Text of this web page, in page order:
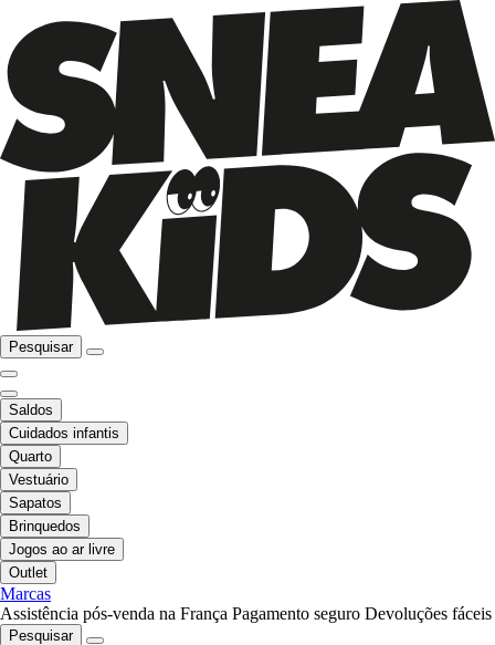
Pesquisar
Saldos
Cuidados infantis
Quarto
Vestuário
Sapatos
Brinquedos
Jogos ao ar livre
Outlet
Marcas
Assistência pós-venda na França Pagamento seguro Devoluções fáceis
Pesquisar